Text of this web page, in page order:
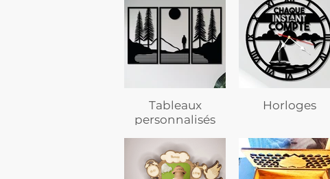
Tableaux
personnalisés
Horloges